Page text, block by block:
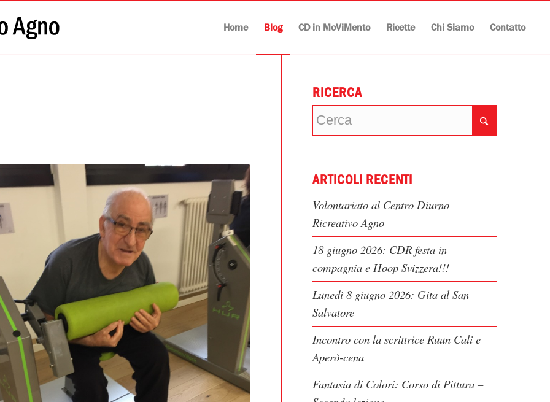
Home Blog CD in MoViMento Ricette Chi Siamo Contatto
RICERCA
ARTICOLI RECENTI
Volontariato al Centro Diurno
Ricreativo Agno
18 giugno 2026: CDR festa in
compagnia e Hoop Svizzera!!!
Lunedì 8 giugno 2026: Gita al San
Salvatore
Incontro con la scrittrice Ruun Cali e
Aperò-cena
Fantasia di Colori: Corso di Pittura –